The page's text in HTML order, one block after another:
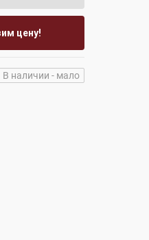
цену!
В наличии - мало